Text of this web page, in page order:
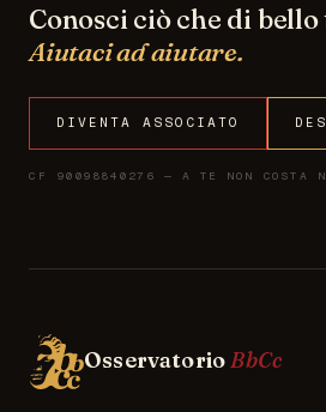
Conosci ciò che di
Aiutaci ad aiutare.
DIVENTA ASSOCIATO
CF 90098840276 — A TE NON COSTA
OsservatorioBbCc